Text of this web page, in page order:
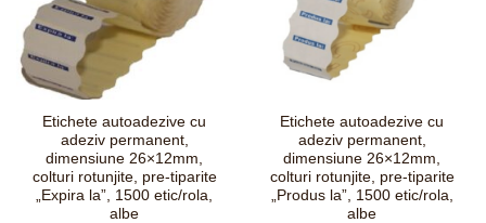
Etichete autoadezive cu
adeziv permanent,
dimensiune 26×12mm,
colturi rotunjite, pre-tiparite
„Expira la”, 1500 etic/rola,
albe
Etichete autoadezive cu
adeziv permanent,
dimensiune 26×12mm,
colturi rotunjite, pre-tiparite
„Produs la”, 1500 etic/rola,
albe